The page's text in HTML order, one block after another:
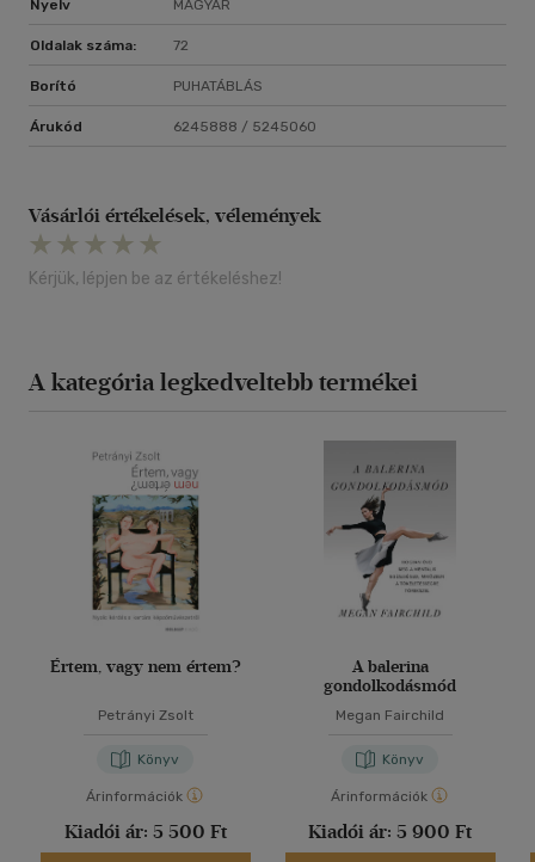
Nyelv MAGYAR
Oldalak száma: 72
Borító PUHATÁBLÁS
Árukód 6245888 / 5245060
Vásárlói értékelések, vélemények
Kérjük, lépjen be az értékeléshez!
A kategória legkedveltebb termékei
Értem, vagy nem értem?
Petrányi Zsolt
Könyv
Árinformációk
Kiadói ár: 5 500 Ft
A balerina
gondolkodásmód
Megan Fairchild
Könyv
Árinformációk
Kiadói ár: 5 900 Ft